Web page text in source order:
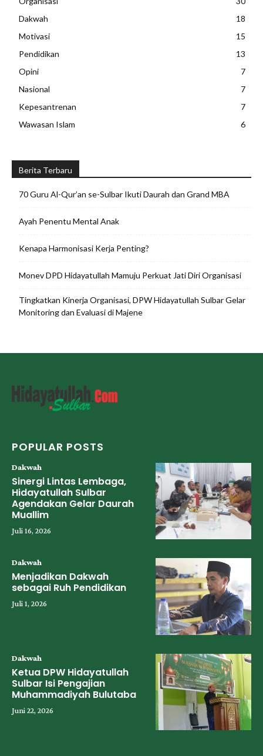
Dakwah
18
Motivasi
15
Pendidikan
13
Opini
7
Nasional
7
Kepesantrenan
7
Wawasan Islam
6
Berita Terbaru
70 Guru Al-Qur’an se-Sulbar Ikuti Daurah dan Grand MBA
Ayah Penentu Mental Anak
Kenapa Harmonisasi Kerja Penting?
Monev DPD Hidayatullah Mamuju Perkuat Jati Diri Organisasi
Tingkatkan Kinerja Organisasi, DPW Hidayatullah Sulbar Gelar
Monitoring dan Evaluasi di Majene
POPULAR POSTS
Dakwah
Sinergi Lintas Lembaga,
Hidayatullah Sulbar
Agendakan Gelar Daurah
Muallim
Juli 16, 2026
Dakwah
Menjadikan Dakwah
sebagai Ruh Pendidikan
Juli 1, 2026
Dakwah
Ketua DPW Hidayatullah
Sulbar Isi Pengajian
Muhammadiyah Bulutaba
Juni 22, 2026